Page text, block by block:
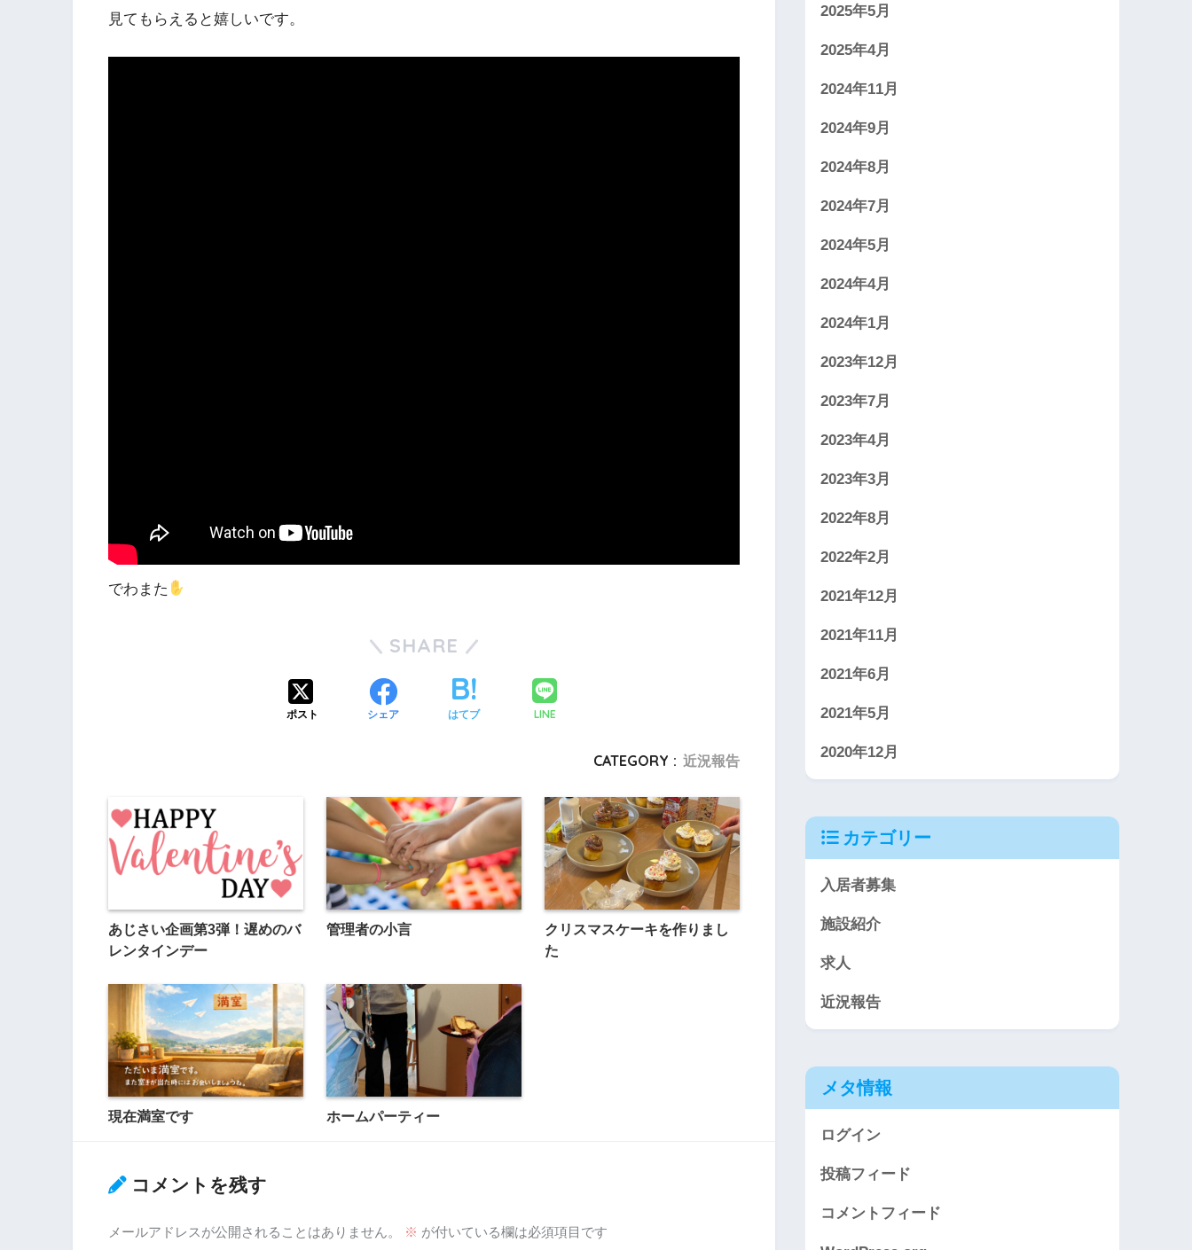
見てもらえると嬉しいです。
でわまた
SHARE
ポスト シェア はてブ LINE
CATEGORY : 近況報告
あじさい企画第3弾！遅めのバ
レンタインデー
管理者の小言
クリスマスケーキを作りまし
た
現在満室です ホームパーティー
コメントを残す
メールアドレスが公開されることはありません。 ※ が付いている欄は必須項目です
2025年5月
2025年4月
2024年11月
2024年9月
2024年8月
2024年7月
2024年5月
2024年4月
2024年1月
2023年12月
2023年7月
2023年4月
2023年3月
2022年8月
2022年2月
2021年12月
2021年11月
2021年6月
2021年5月
2020年12月
カテゴリー
入居者募集
施設紹介
求人
近況報告
メタ情報
ログイン
投稿フィード
コメントフィード